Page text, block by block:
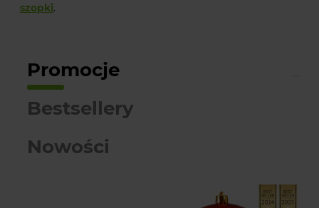
szopki.
Promocje
Nowości
Bestsellery